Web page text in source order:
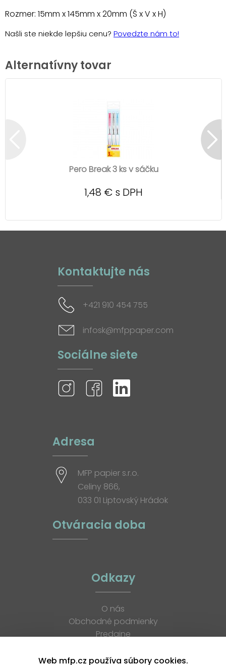
Rozmer: 15mm x 145mm x 20mm (Š x V x H)
Našli ste niekde lepšiu cenu? Povedzte nám to!
Alternatívny tovar
Pero Break 3 ks v sáčku
1,48 € s DPH
Kontaktujte nás
+421 910 454 755
infosk@mfppaper.com
Sociálne siete
Adresa
MFP papier s.r.o.
Celiny 866,
033 01 Liptovský Hrádok
Otváracia doba
Odkazy
O nás
Obchodné podmienky
Predajne
K stiahnutiu
Web mfp.cz používa súbory cookies.